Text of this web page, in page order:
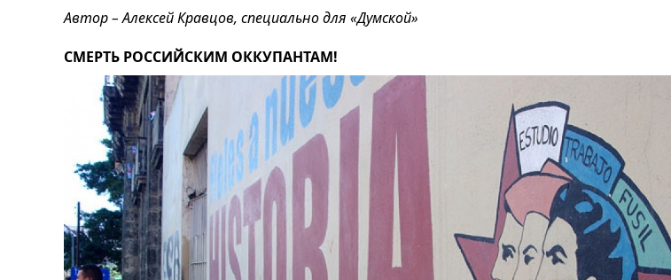
Автор – Алексей Кравцов, специально для «Думской»
СМЕРТЬ РОССИЙСКИМ ОККУПАНТАМ!